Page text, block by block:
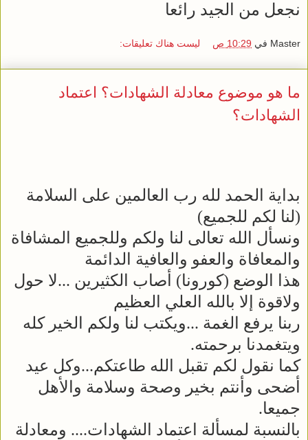
نجعل من الجيد رائعا
Master في 10:29 ص ليست هناك تعليقات:
ما هو موضوع معادلة الشهادات؟ اعتماد
الشهادات؟
بداية الحمد لله رب العالمين على السلامة
(لنا لكم للجميع)
ونسأل الله تعالى لنا ولكم وللجميع المشافاة
والمعافاة والعفو والعافية الدائمة
هذا الوضع (كورونا) أصاب الكثيرين ...لا حول
ولاقوة إلا بالله العلي العظيم
ربنا يرفع الغمة ...ويكتب لنا ولكم الخير كله
ويتغمدنا برحمته.
كما نقول لكم تقبل الله طاعتكم...وكل عيد
أضحى وأنتم بخير وصحة وسلامة والأهل
جميعا.
بالنسبة لمسألة اعتماد الشهادات.... ومعادلة